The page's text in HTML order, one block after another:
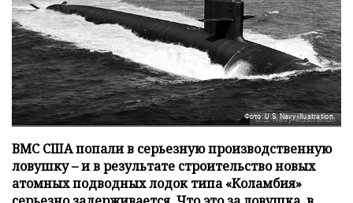
Фото: U.S. Navy illustration
ВМС США попали в серьезную производственную
ловушку – и в результате строительство новых
атомных подводных лодок типа «Коламбия»